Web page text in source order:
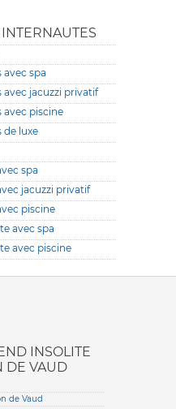
avec spa
avec jacuzzi privatif
avec piscine
de luxe
spa
jacuzzi privatif
piscine
avec spa
avec piscine
INSOLITE
DE VAUD
de Vaud